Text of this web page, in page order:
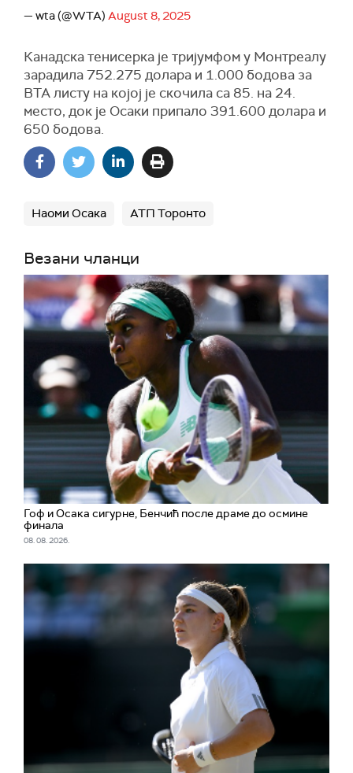
— wta (@WTA) August 8, 2025
Канадска тенисерка је тријумфом у Монтреалу
зарадила 752.275 долара и 1.000 бодова за
ВТА листу на којој је скочила са 85. на 24.
место, док је Осаки припало 391.600 долара и
650 бодова.
Наоми Осака АТП Торонто
Везани чланци
Гоф и Осака сигурне, Бенчић после драме до осмине
финала
08. 08. 2026.